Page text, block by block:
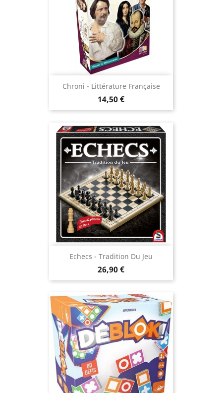
Chroni - Littérature Française
Prix
14,50 €
Echecs - Tradition Du Jeu
Prix
26,90 €